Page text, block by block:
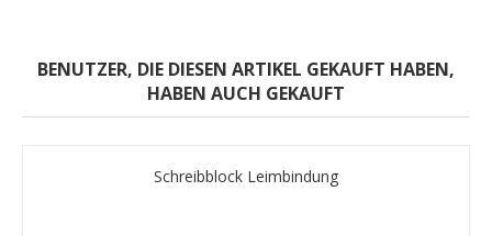
BENUTZER, DIE DIESEN ARTIKEL GEKAUFT HABEN,
HABEN AUCH GEKAUFT
Schreibblock Leimbindung